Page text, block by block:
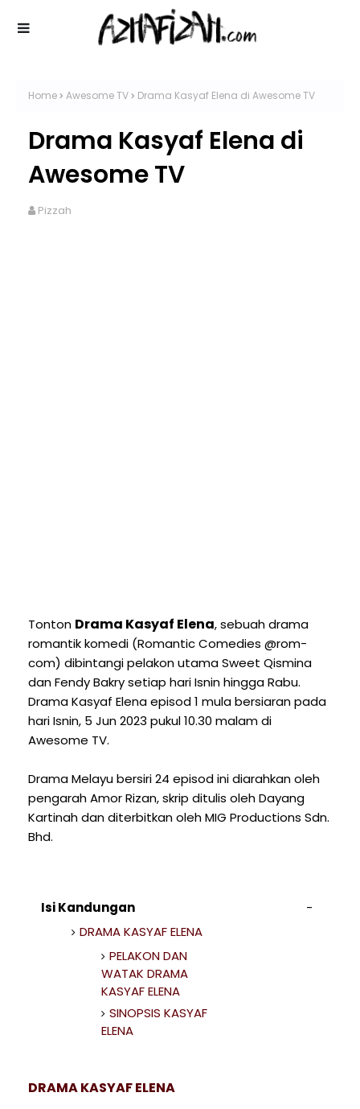
Home Awesome TV Drama Kasyaf Elena di Awesome TV
Drama Kasyaf Elena di
Awesome TV
Pizzah
Tonton Drama Kasyaf Elena, sebuah drama
romantik komedi (Romantic Comedies @rom-
com) dibintangi pelakon utama Sweet Qismina
dan Fendy Bakry setiap hari Isnin hingga Rabu.
Drama Kasyaf Elena episod 1 mula bersiaran pada
hari Isnin, 5 Jun 2023 pukul 10.30 malam di
Awesome TV.
Drama Melayu bersiri 24 episod ini diarahkan oleh
pengarah Amor Rizan, skrip ditulis oleh Dayang
Kartinah dan diterbitkan oleh MIG Productions Sdn.
Bhd.
Isi Kandungan
DRAMA KASYAF ELENA
PELAKON DAN
WATAK DRAMA
KASYAF ELENA
SINOPSIS KASYAF
ELENA
DRAMA KASYAF ELENA